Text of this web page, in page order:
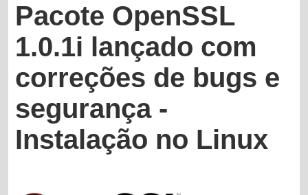
Pacote OpenSSL
1.0.1i lançado com
correções de bugs e
segurança -
Instalação no Linux